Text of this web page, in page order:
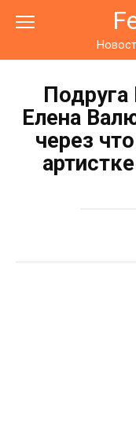
Подруга
Елена
через